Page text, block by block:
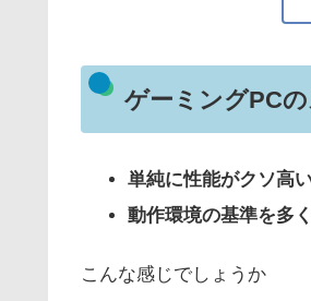
ゲーミングPC
単純に性能がクソ高
動作環境の基準を多
こんな感じでしょうか